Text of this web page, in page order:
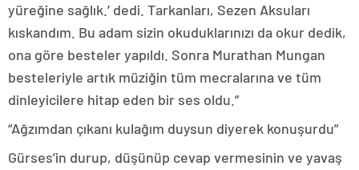
yüreğine sağlık.’ dedi. Tarkanları, Sezen Aksuları
kıskandım. Bu adam sizin okuduklarınızı da okur dedik,
ona göre besteler yapıldı. Sonra Murathan Mungan
besteleriyle artık müziğin tüm mecralarına ve tüm
dinleyicilere hitap eden bir ses oldu.”
“Ağzımdan çıkanı kulağım duysun diyerek konuşurdu”
Gürses’in durup, düşünüp cevap vermesinin ve yavaş